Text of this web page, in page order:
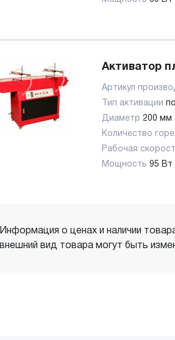
Активатор
Артикул
Тип активации
Диаметр 200 мм
Количество
Рабочая
Мощность 95 Вт
Информация о ценах и наличии
внешний вид товара могут быть